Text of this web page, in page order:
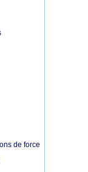
de force